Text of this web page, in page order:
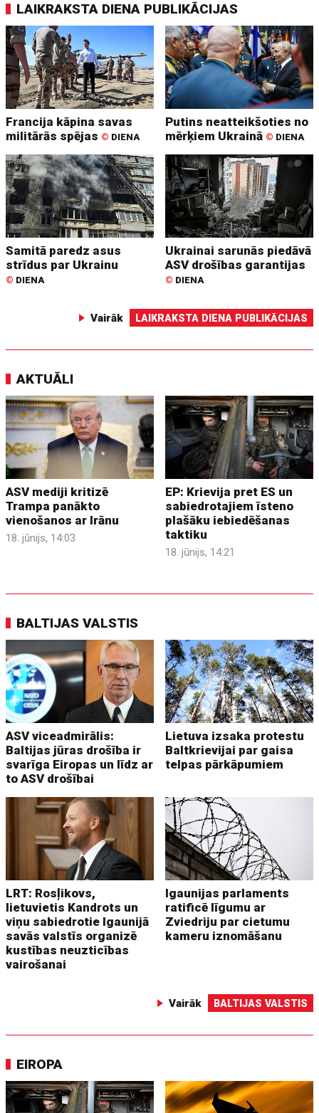
LAIKRAKSTA DIENA PUBLIKĀCIJAS
Francija kāpina savas
militārās spējas © DIENA
Putins neatteikšoties no
mērķiem Ukrainā © DIENA
Samitā paredz asus
strīdus par Ukrainu
© DIENA
Ukrainai sarunās piedāvā
ASV drošības garantijas
© DIENA
Vairāk LAIKRAKSTA DIENA PUBLIKĀCIJAS
AKTUĀLI
ASV mediji kritizē
Trampa panākto
vienošanos ar Irānu
18. jūnijs, 14:03
EP: Krievija pret ES un
sabiedrotajiem īsteno
plašāku iebiedēšanas
taktiku
18. jūnijs, 14:21
BALTIJAS VALSTIS
ASV viceadmirālis:
Baltijas jūras drošība ir
svarīga Eiropas un līdz ar
to ASV drošībai
Lietuva izsaka protestu
Baltkrievijai par gaisa
telpas pārkāpumiem
LRT: Rosļikovs,
lietuvietis Kandrots un
viņu sabiedrotie Igaunijā
savās valstīs organizē
kustības neuzticības
vairošanai
Igaunijas parlaments
ratificē līgumu ar
Zviedriju par cietumu
kameru iznomāšanu
Vairāk BALTIJAS VALSTIS
EIROPA